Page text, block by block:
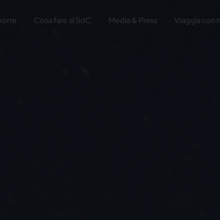
Cosa fare al SdC Media & Press Viaggia con